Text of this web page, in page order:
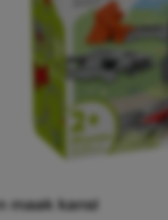
maak kans!